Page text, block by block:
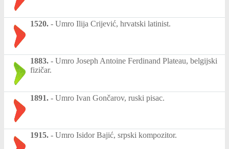
1520. - Umro Ilija Crijević, hrvatski latinist.
1883. - Umro Joseph Antoine Ferdinand Plateau, belgijski
fizičar.
1891. - Umro Ivan Gončarov, ruski pisac.
1915. - Umro Isidor Bajić, srpski kompozitor.